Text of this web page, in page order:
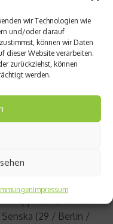
wir Technologien wie
und/oder darauf
können wir Daten
dieser Website verarbeiten.
zurückziehst, können
werden.
Impressum
Eskau (46 /
/ Klasse H5),
Nendorf / Klasse
/ BSV München /
(Rheinland-Pfalz) /
Dortmund /
(Thüringen) / USC
(29 / Berlin /